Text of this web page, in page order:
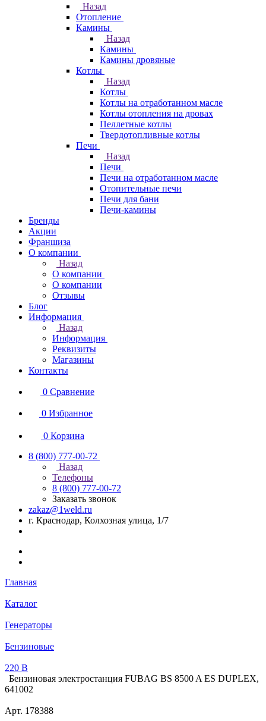
Назад
Отопление
Камины
Назад
Камины
Камины дровяные
Котлы
Назад
Котлы
Котлы на отработанном масле
Котлы отопления на дровах
Пеллетные котлы
Твердотопливные котлы
Печи
Назад
Печи
Печи на отработанном масле
Отопительные печи
Печи для бани
Печи-камины
Бренды
Акции
Франшиза
О компании
Назад
О компании
О компании
Отзывы
Блог
Информация
Назад
Информация
Реквизиты
Магазины
Контакты
0 Сравнение
0 Избранное
0 Корзина
8 (800) 777-00-72
Назад
Телефоны
8 (800) 777-00-72
Заказать звонок
zakaz@1weld.ru
г. Краснодар, Колхозная улица, 1/7
Главная
Каталог
Генераторы
Бензиновые
220 В
Бензиновая электростанция FUBAG BS 8500 A ES DUPLEX,
641002
Арт. 178388